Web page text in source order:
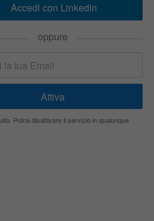
Accedi con Linkedin
oppure
Potrai disattivare il servizio in qualunque